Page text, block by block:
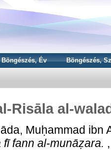
Böngészés, Év Böngészés,
Risāla al-
Muḥammad ibn
fī fann al-munāẓara.